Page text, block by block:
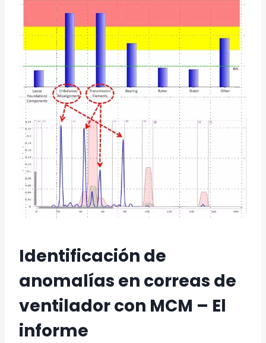
Identificación de
anomalías en correas de
ventilador con MCM – El
informe